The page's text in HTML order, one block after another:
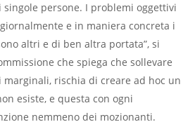
persone. I problemi oggettivi
e in maniera concreta i
altri e di ben altra portata”, si
che spiega che sollevare
rischia di creare ad hoc un
esiste, e questa con ogni
nemmeno dei mozionanti.